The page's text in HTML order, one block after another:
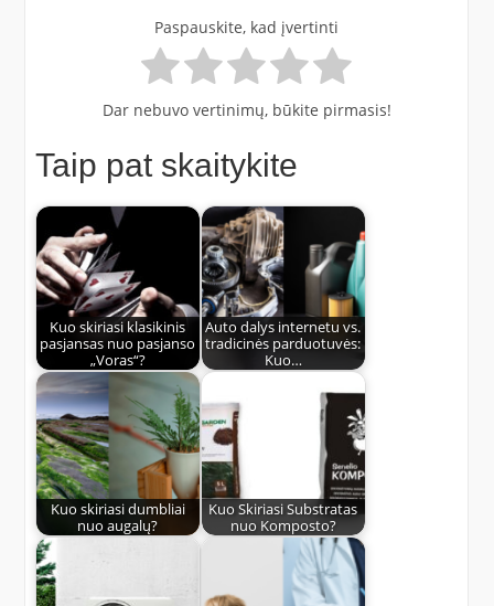
Paspauskite, kad įvertinti
Dar nebuvo vertinimų, būkite pirmasis!
Taip pat skaitykite
Kuo skiriasi klasikinis
pasjansas nuo pasjanso
„Voras“?
Auto dalys internetu vs.
tradicinės parduotuvės:
Kuo…
Kuo skiriasi dumbliai
nuo augalų?
Kuo Skiriasi Substratas
nuo Komposto?